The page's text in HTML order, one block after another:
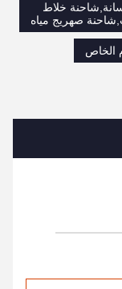
خلاط
صهريج مياه
الخاص